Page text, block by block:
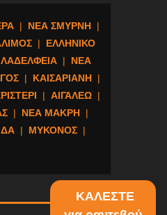
ΚΑΛΕΣΤΕ
| ΝΕΑ ΣΜΥΡΝΗ |
|
ΕΛΛΗΝΙΚΟ
|
ΝΕΑ
| ΚΑΙΣΑΡΙΑΝΗ |
| ΑΙΓΑΛΕΩ |
| ΝΕΑ ΜΑΚΡΗ |
| ΜΥΚΟΝΟΣ |